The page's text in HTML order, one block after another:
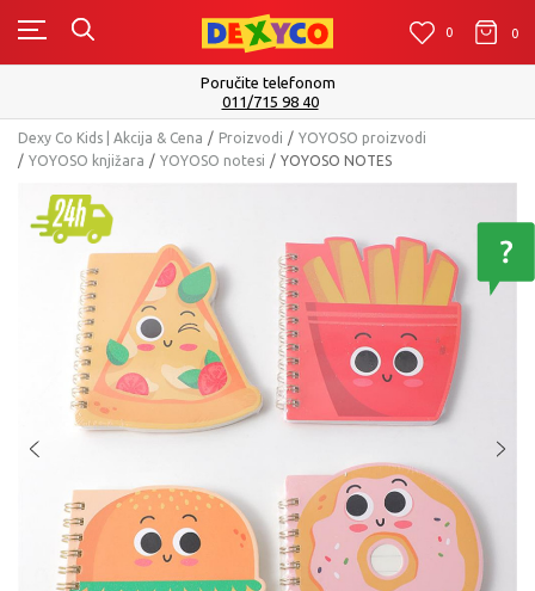
0 0 0
Poručite telefonom
011/715 98 40
Dexy Co Kids | Akcija & Cena Proizvodi
YOYOSO proizvodi
YOYOSO knjižara
YOYOSO notesi YOYOSO NOTES